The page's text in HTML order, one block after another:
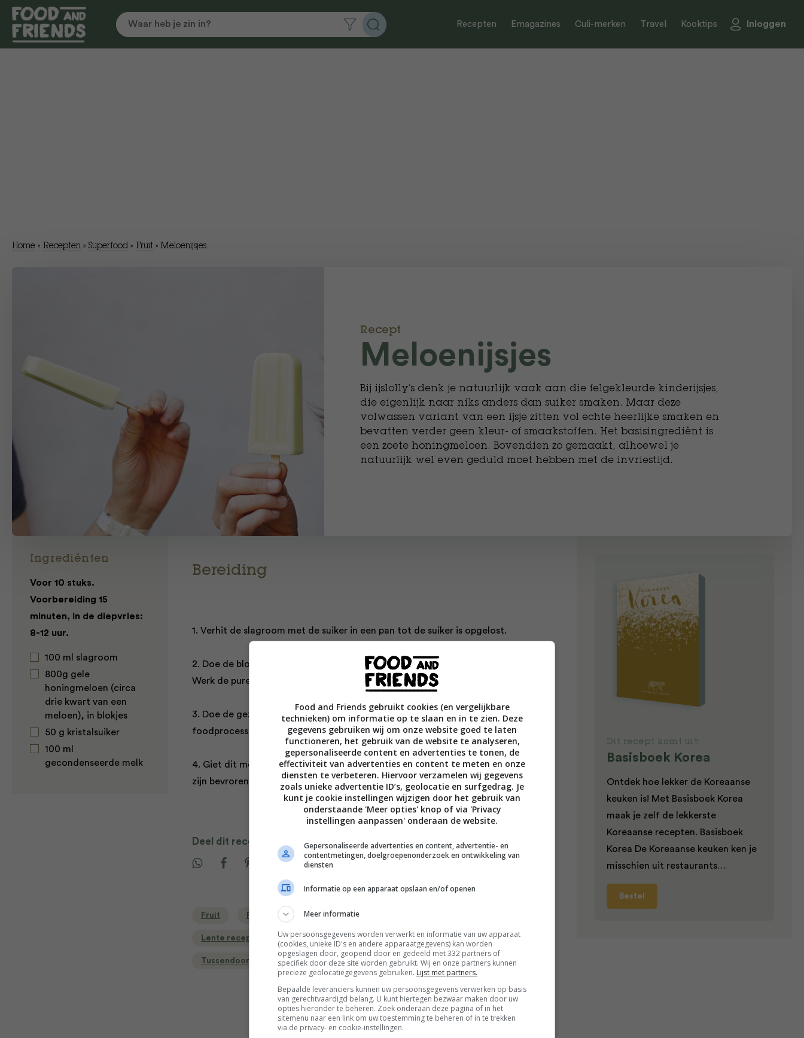
Recepten Emagazines Culi-merken Travel Kooktips Inloggen
Home » Recepten » Superfood » Fruit »Meloenijsjes
Recept
Meloenijsjes
Bij ijslolly’s denk je natuurlijk vaak aan die felgekleurde kinderijsjes,
die eigenlijk naar niks anders dan suiker smaken. Maar deze
volwassen variant van een ijsje zitten vol echte heerlijke smaken en
bevatten verder geen kleur- of smaakstoffen. Het basisingrediënt is
een zoete honingmeloen. Bovendien zo gemaakt, alhoewel je
natuurlijk wel even geduld moet hebben met de invriestijd.
Ingrediënten
Voor 10 stuks.
Voorbereiding 15
minuten, in de diepvries:
8-12 uur.
100 ml slagroom
800g gele
honingmeloen (circa
drie kwart van een
meloen), in blokjes
50 g kristalsuiker
100 ml
gecondenseerde melk
Bereiding
1. Verhit de slagroom met de suiker in een pan tot de suiker is opgelost.
2. Doe de blokjes meloen in een foodprocessor of blender en maal ze tot puree.
Werk de puree door een zeef.
3. Doe de gezeefde puree samen met de overige ingrediënten terug in de
foodprocessor of blender en meng alles goed.
4. Giet dit mengsel in ijslollyvormpjes en zet ze in de diepvries tot ze helemaal
zijn bevroren.
Deel dit recept
Bewaar recept
Fruit Fruit recepten Gelegenheid
Lente recepten Overdag Recepten Super groen Superfood
Tussendoortjes Zomerrecepten
Dit recept komt uit:
Basisboek Korea
Ontdek hoe lekker de Koreaanse
keuken is! Met Basisboek Korea
maak je zelf de lekkerste
Koreaanse recepten. Basisboek
Korea De Koreaanse keuken ken je
misschien uit restaurants…
Bestel
Food and Friends gebruikt cookies (en vergelijkbare
technieken) om informatie op te slaan en in te zien. Deze
gegevens gebruiken wij om onze website goed te laten
functioneren, het gebruik van de website te analyseren,
gepersonaliseerde content en advertenties te tonen, de
effectiviteit van advertenties en content te meten en onze
diensten te verbeteren. Hiervoor verzamelen wij gegevens
zoals unieke advertentie ID’s, geolocatie en surfgedrag. Je
kunt je cookie instellingen wijzigen door het gebruik van
onderstaande 'Meer opties' knop of via 'Privacy
instellingen aanpassen' onderaan de website.
Gepersonaliseerde advertenties en content, advertentie- en
contentmetingen, doelgroepenonderzoek en ontwikkeling van
diensten
Informatie op een apparaat opslaan en/of openen
Meer informatie
Uw persoonsgegevens worden verwerkt en informatie van uw apparaat
(cookies, unieke ID's en andere apparaatgegevens) kan worden
opgeslagen door, geopend door en gedeeld met 332 partners of
specifiek door deze site worden gebruikt. Wij en onze partners kunnen
precieze geolocatiegegevens gebruiken. Lijst met partners.
Bepaalde leveranciers kunnen uw persoonsgegevens verwerken op basis
van gerechtvaardigd belang. U kunt hiertegen bezwaar maken door uw
opties hieronder te beheren. Zoek onderaan deze pagina of in het
sitemenu naar een link om uw toestemming te beheren of in te trekken
via de privacy- en cookie-instellingen.